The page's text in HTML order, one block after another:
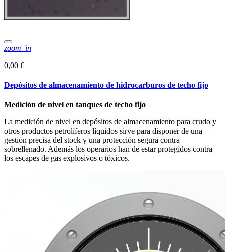
zoom_in
0,00 €
Depósitos de almacenamiento de hidrocarburos de techo fijo
Medición de nivel en tanques de techo fijo
La medición de nivel en depósitos de almacenamiento para crudo y
otros productos petrolíferos líquidos sirve para disponer de una
gestión precisa del stock y una protección segura contra
sobrellenado. Además los operarios han de estar protegidos contra
los escapes de gas explosivos o tóxicos.